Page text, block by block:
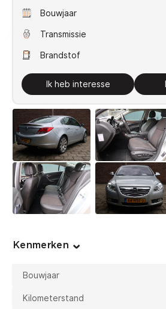
Mercuriusstraat 48
Openingstijden
Ma - Vr:
Zondag:
Gesloten
Bouwjaar
Transmissie
Brandstof
Ik heb interesse
Kenmerken
Bouwjaar
Kilometerstand